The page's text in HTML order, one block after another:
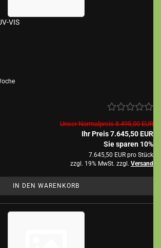
VIS
Unser Normalpreis 8.495,00 EUR
Ihr Preis 7.645,50 EUR
Sie sparen 10%
7.645,50 EUR pro Stück
zzgl. 19% MwSt. zzgl. Versand
IN DEN WARENKORB